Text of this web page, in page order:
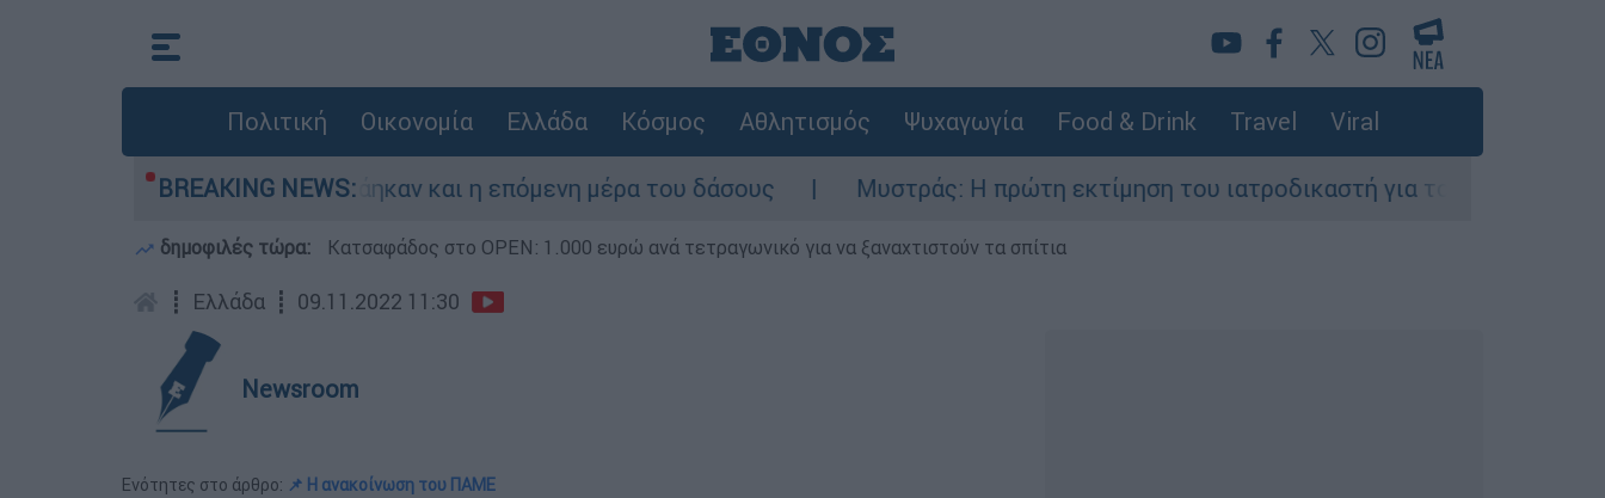
Πολιτική Οικονομία Ελλάδα Κόσμος Αθλητισμός Ψυχαγωγία Food & Drink Travel Viral
BREAKING NEWS:
που κάηκαν και η επόμενη μέρα του δάσους Μυστράς: Η πρώτη εκτίμηση του ιατροδικαστή για τον 90χρονο στον καταψύκτη και η
δημοφιλές τώρα: Κατσαφάδος στο OPEN: 1.000 ευρώ ανά τετραγωνικό για να ξαναχτιστούν τα σπίτια
┋ Ελλάδα ┋ 09.11.2022 11:30
Newsroom
Ενότητες στο άρθρο: 📌 Η ανακοίνωση του ΠΑΜΕ